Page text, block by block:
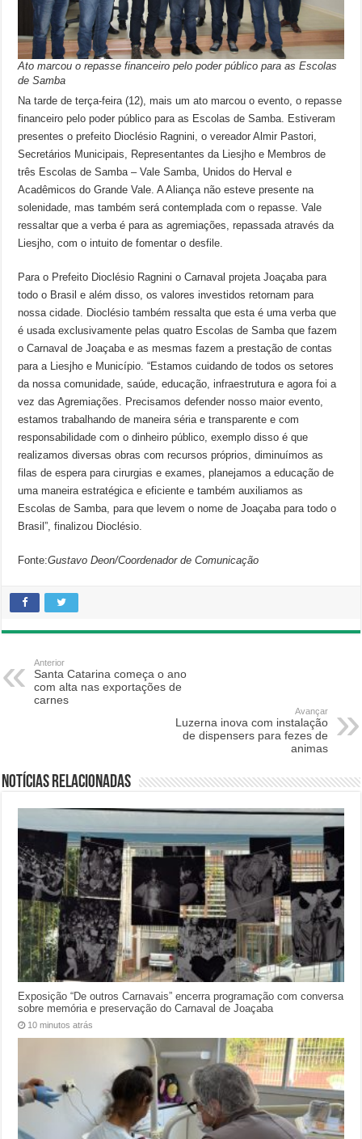
Ato marcou o repasse financeiro pelo poder público para as Escolas
de Samba
Na tarde de terça-feira (12), mais um ato marcou o evento, o repasse
financeiro pelo poder público para as Escolas de Samba. Estiveram
presentes o prefeito Dioclésio Ragnini, o vereador Almir Pastori,
Secretários Municipais, Representantes da Liesjho e Membros de
três Escolas de Samba – Vale Samba, Unidos do Herval e
Acadêmicos do Grande Vale. A Aliança não esteve presente na
solenidade, mas também será contemplada com o repasse. Vale
ressaltar que a verba é para as agremiações, repassada através da
Liesjho, com o intuito de fomentar o desfile.
Para o Prefeito Dioclésio Ragnini o Carnaval projeta Joaçaba para
todo o Brasil e além disso, os valores investidos retornam para
nossa cidade. Dioclésio também ressalta que esta é uma verba que
é usada exclusivamente pelas quatro Escolas de Samba que fazem
o Carnaval de Joaçaba e as mesmas fazem a prestação de contas
para a Liesjho e Município. “Estamos cuidando de todos os setores
da nossa comunidade, saúde, educação, infraestrutura e agora foi a
vez das Agremiações. Precisamos defender nosso maior evento,
estamos trabalhando de maneira séria e transparente e com
responsabilidade com o dinheiro público, exemplo disso é que
realizamos diversas obras com recursos próprios, diminuímos as
filas de espera para cirurgias e exames, planejamos a educação de
uma maneira estratégica e eficiente e também auxiliamos as
Escolas de Samba, para que levem o nome de Joaçaba para todo o
Brasil”, finalizou Dioclésio.
Fonte:Gustavo Deon/Coordenador de Comunicação
Anterior
Santa Catarina começa o ano
com alta nas exportações de
carnes
Avançar
Luzerna inova com instalação
de dispensers para fezes de
animas
Notícias relacionadas
Exposição “De outros Carnavais” encerra programação com conversa
sobre memória e preservação do Carnaval de Joaçaba
10 minutos atrás